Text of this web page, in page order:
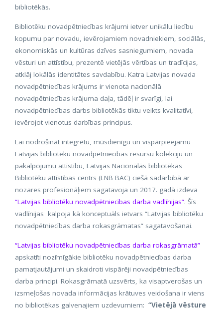
bibliotēkās.
Bibliotēku novadpētniecības krājumi ietver unikālu liecību
kopumu par novadu, ievērojamiem novadniekiem, sociālās,
ekonomiskās un kultūras dzīves sasniegumiem, novada
vēsturi un attīstību, prezentē vietējās vērtības un tradīcijas,
atklāj lokālās identitātes savdabību. Katra Latvijas novada
novadpētniecības krājums ir vienota nacionālā
novadpētniecības krājuma daļa, tādēļ ir svarīgi, lai
novadpētniecības darbs bibliotēkās tiktu veikts kvalitatīvi,
ievērojot vienotus darbības principus.
Lai nodrošināt integrētu, mūsdienīgu un vispārpieejamu
Latvijas bibliotēku novadpētniecības resursu kolekciju un
pakalpojumu attīstību, Latvijas Nacionālās bibliotēkas
Bibliotēku attīstības centrs (LNB BAC) ciešā sadarbībā ar
nozares profesionāļiem sagatavoja un 2017. gadā izdeva
“Latvijas bibliotēku novadpētniecības darba vadlīnijas”. Šīs
vadlīnijas kalpoja kā konceptuāls ietvars “Latvijas bibliotēku
novadpētniecības darba rokasgrāmatas” sagatavošanai.
“Latvijas bibliotēku novadpētniecības darba rokasgrāmatā”
apskatīti nozīmīgākie bibliotēku novadpētniecības darba
pamatjautājumi un skaidroti vispārēji novadpētniecības
darba principi. Rokasgrāmatā uzsvērts, ka visaptverošas un
izsmeļošas novada informācijas krātuves veidošana ir viens
no bibliotēkas galvenajiem uzdevumiem: “Vietējā vēsture